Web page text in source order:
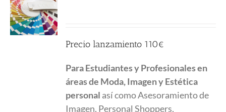
Precio lanzamiento 110€
Para Estudiantes y Profesionales en
áreas de Moda, Imagen y Estética
personal así como Asesoramiento de
Imagen, Personal Shoppers,